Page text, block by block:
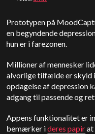
Prototypen på
en begyndende
hun er i farezonen.
Millioner af mennesker
alvorlige tilfælde er skyld
opdagelse af depression
adgang til passende og
Appens funktionalitet er
bemærker ideres papirat